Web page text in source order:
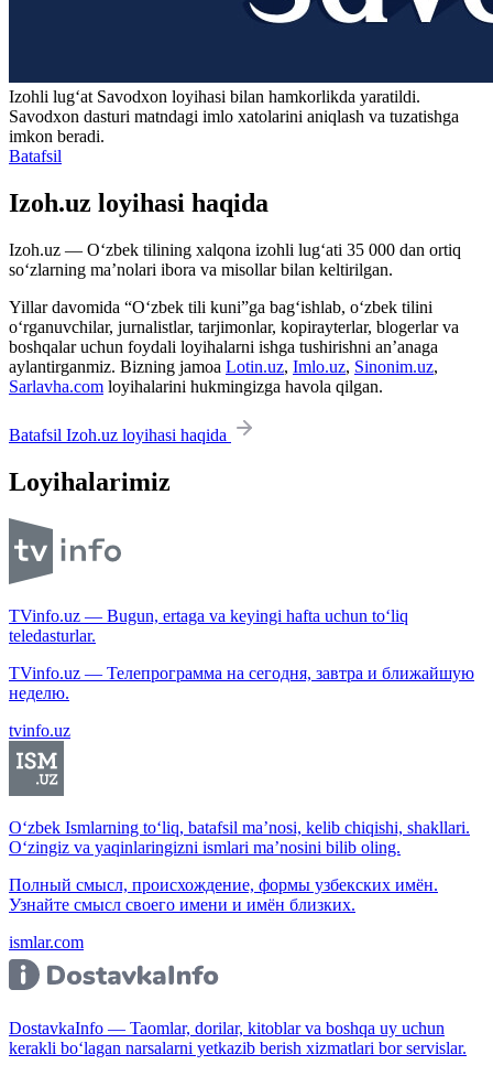
Izohli lugʻat Savodxon loyihasi bilan hamkorlikda yaratildi.
Savodxon dasturi matndagi imlo xatolarini aniqlash va tuzatishga
imkon beradi.
Batafsil
Izoh.uz loyihasi haqida
Izoh.uz — O‘zbek tilining xalqona izohli lug‘ati 35 000 dan ortiq
so‘zlarning ma’nolari ibora va misollar bilan keltirilgan.
Yillar davomida “O‘zbek tili kuni”ga bag‘ishlab, o‘zbek tilini
o‘rganuvchilar, jurnalistlar, tarjimonlar, kopirayterlar, blogerlar va
boshqalar uchun foydali loyihalarni ishga tushirishni an’anaga
aylantirganmiz. Bizning jamoa Lotin.uz, Imlo.uz, Sinonim.uz,
Sarlavha.com loyihalarini hukmingizga havola qilgan.
Batafsil Izoh.uz loyihasi haqida
Loyihalarimiz
TVinfo.uz — Bugun, ertaga va keyingi hafta uchun to‘liq
teledasturlar.
TVinfo.uz — Телепрограмма на сегодня, завтра и ближайшую
неделю.
tvinfo.uz
O‘zbek Ismlarning to‘liq, batafsil ma’nosi, kelib chiqishi, shakllari.
O‘zingiz va yaqinlaringizni ismlari ma’nosini bilib oling.
Полный смысл, происхождение, формы узбекских имён.
Узнайте смысл своего имени и имён близких.
ismlar.com
DostavkaInfo — Taomlar, dorilar, kitoblar va boshqa uy uchun
kerakli bo‘lagan narsalarni yetkazib berish xizmatlari bor servislar.